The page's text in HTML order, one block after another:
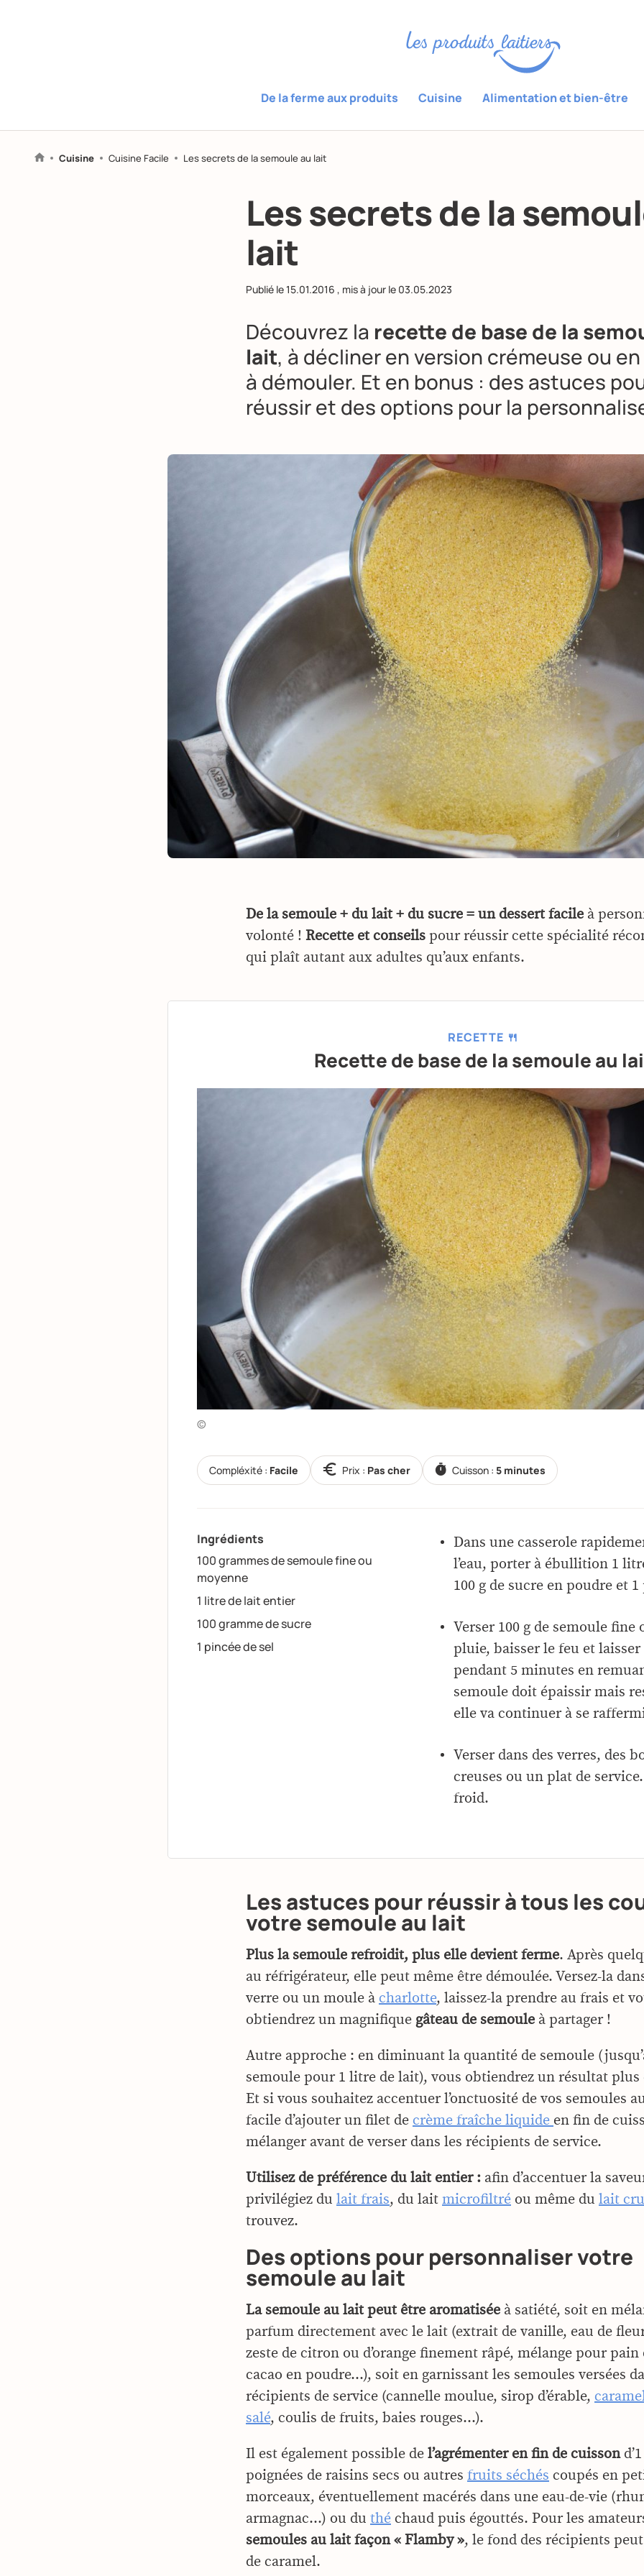
De la ferme aux produits Cuisine Alimentation et bien-être
Cuisine Cuisine Facile Les secrets de la semoule au lait
Les secrets de la
lait
Publié le15.01.2016 , mis à jour le 03.05.2023
Découvrez la recette de base de la
lait, à décliner en version crémeuse ou
à démouler. Et en bonus : des astuces
réussir et des options pour la
De la semoule + du lait + du sucre = un dessert facile à
volonté ! Recette et conseils pour réussir cette spécialité
qui plaît autant aux adultes qu’aux enfants.
RECETTE 🍴
Recette de base de la semoule au
©
Compléxité : Facile Prix : Pas cher Cuisson : 5 minutes
Ingrédients
100 grammes de semoule fine ou
moyenne
1 litre de lait entier
100 gramme de sucre
1 pincée de sel
Dans une casserole
l’eau, porter à ébullition 1
100 g de sucre en poudre et
Verser 100 g de semoule fine
pluie, baisser le feu et
pendant 5 minutes en
semoule doit épaissir mais
elle va continuer à se
Verser dans des verres, des
creuses ou un plat de
froid.
Les astuces pour réussir à tous les
votre semoule au lait
Plus la semoule refroidit, plus elle devient ferme. Après
au réfrigérateur, elle peut même être démoulée. Versez-la
verre ou un moule à charlotte, laissez-la prendre au frais et
obtiendrez un magnifique gâteau de semoule à partager !
Autre approche : en diminuant la quantité de semoule
semoule pour 1 litre de lait), vous obtiendrez un résultat plus
Et si vous souhaitez accentuer l’onctuosité de vos semoules
facile d’ajouter un filet de crème fraîche liquide en fin de
mélanger avant de verser dans les récipients de service.
Utilisez de préférence du lait entier : afin d’accentuer la
privilégiez du lait frais, du lait microfiltré ou même du lait cru
trouvez.
Des options pour personnaliser votre
semoule au lait
La semoule au lait peut être aromatisée à satiété, soit en
parfum directement avec le lait (extrait de vanille, eau de fleur
zeste de citron ou d’orange finement râpé, mélange pour pain
cacao en poudre…), soit en garnissant les semoules versées
récipients de service (cannelle moulue, sirop d’érable,
salé, coulis de fruits, baies rouges…).
Il est également possible de l’agrémenter en fin de cuisson
poignées de raisins secs ou autres fruits séchés coupés en
morceaux, éventuellement macérés dans une eau-de-vie
armagnac…) ou du thé chaud puis égouttés. Pour les
semoules au lait façon « Flamby », le fond des récipients
de caramel.